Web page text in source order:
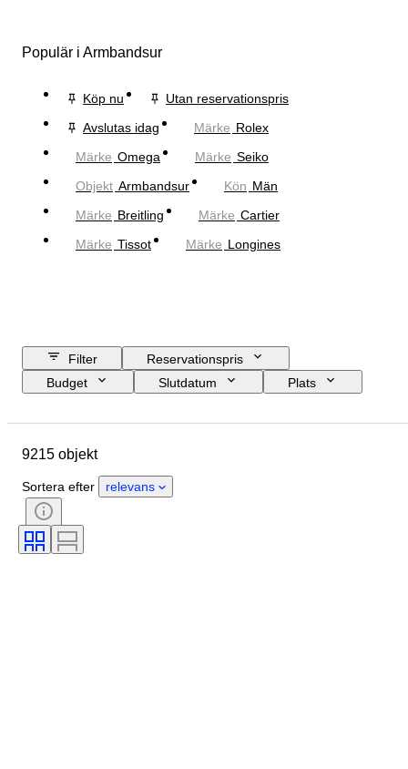
Populär i Armbandsur
Köp nu
Utan reservationspris
Avslutas idag
Märke Rolex
Märke Omega Märke Seiko
Objekt Armbandsur Kön Män
Märke Breitling Märke Cartier
Märke Tissot Märke Longines
Filter
Reservationspris
Budget
Slutdatum
Plats
Ursprungsland
Skick
Period
Certifiering
Färg
Material i klockarmband
9215 objekt
Sortera efter relevans